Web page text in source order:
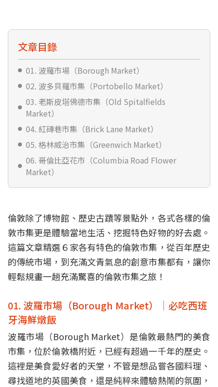
文章目錄
01. 波羅市場（Borough Market）
02. 波多貝羅市集（Portobello Market）
03. 老斯皮塔佛德市集（Old Spitalfields
Market）
04. 紅磚巷市集（Brick Lane Market）
05. 格林威治市集（Greenwich Market）
06. 哥倫比亞花市（Columbia Road Flower
Market）
倫敦除了博物館、歷史古蹟等景點外，各式各樣的倫
敦市集更是體驗當地生活、挖掘特色好物的好去處。
這篇文章精選６家各有特色的倫敦市集，從百年歷史
的傳統市場，到充滿文青氣息的創意市集都有，讓你
輕鬆規畫一趟充滿驚喜的倫敦市集之旅！
01. 波羅市場（Borough Market）｜必吃西班
牙海鮮燉飯
波羅市場（Borough Market）是倫敦最熱門的美食
市集，位於倫敦橋附近，已經有超過一千年的歷史。
這裡是美食愛好者的天堂，不管是想品嘗各國料理、
尋找道地的英國美食，還是純粹來體驗熱鬧的氛圍，